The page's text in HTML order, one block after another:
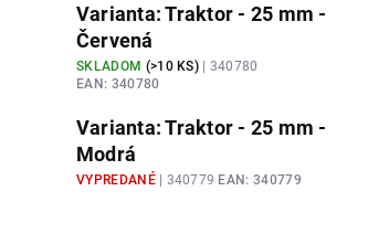
Varianta: Traktor - 25 mm -
Červená
SKLADOM (>10 KS) | 340780
EAN: 340780
Varianta: Traktor - 25 mm -
Modrá
VYPREDANÉ | 340779 EAN: 340779